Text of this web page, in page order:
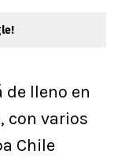
de lleno en
con varios
Chile